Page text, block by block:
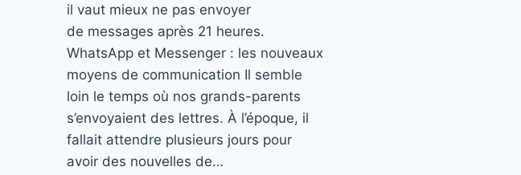
il vaut mieux ne pas envoyer
de messages après 21 heures.
WhatsApp et Messenger : les nouveaux
moyens de communication Il semble
loin le temps où nos grands-parents
s’envoyaient des lettres. À l’époque, il
fallait attendre plusieurs jours pour
avoir des nouvelles de…